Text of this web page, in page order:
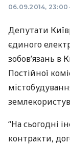
06.09.2014, 23:00
Депутати
єдиного
зобов’язань в
Постійної
“На сьогодні
контракти,